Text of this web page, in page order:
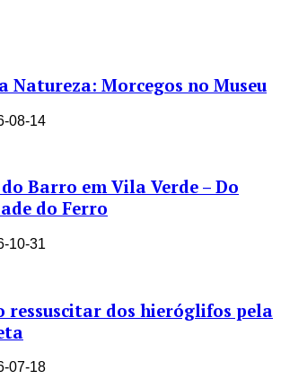
Natureza: Morcegos no Museu
08-14
Barro em Vila Verde – Do
do Ferro
10-31
ressuscitar dos hieróglifos pela
07-18